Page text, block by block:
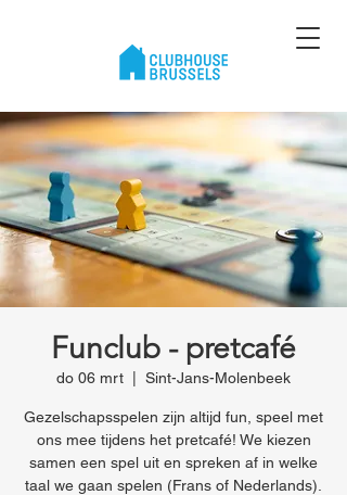
Funclub - pretcafé
do 06 mrt Sint-Jans-Molenbeek
Gezelschapsspelen zijn altijd fun, speel met
ons mee tijdens het pretcafé! We kiezen
samen een spel uit en spreken af in welke
taal we gaan spelen (Frans of Nederlands).